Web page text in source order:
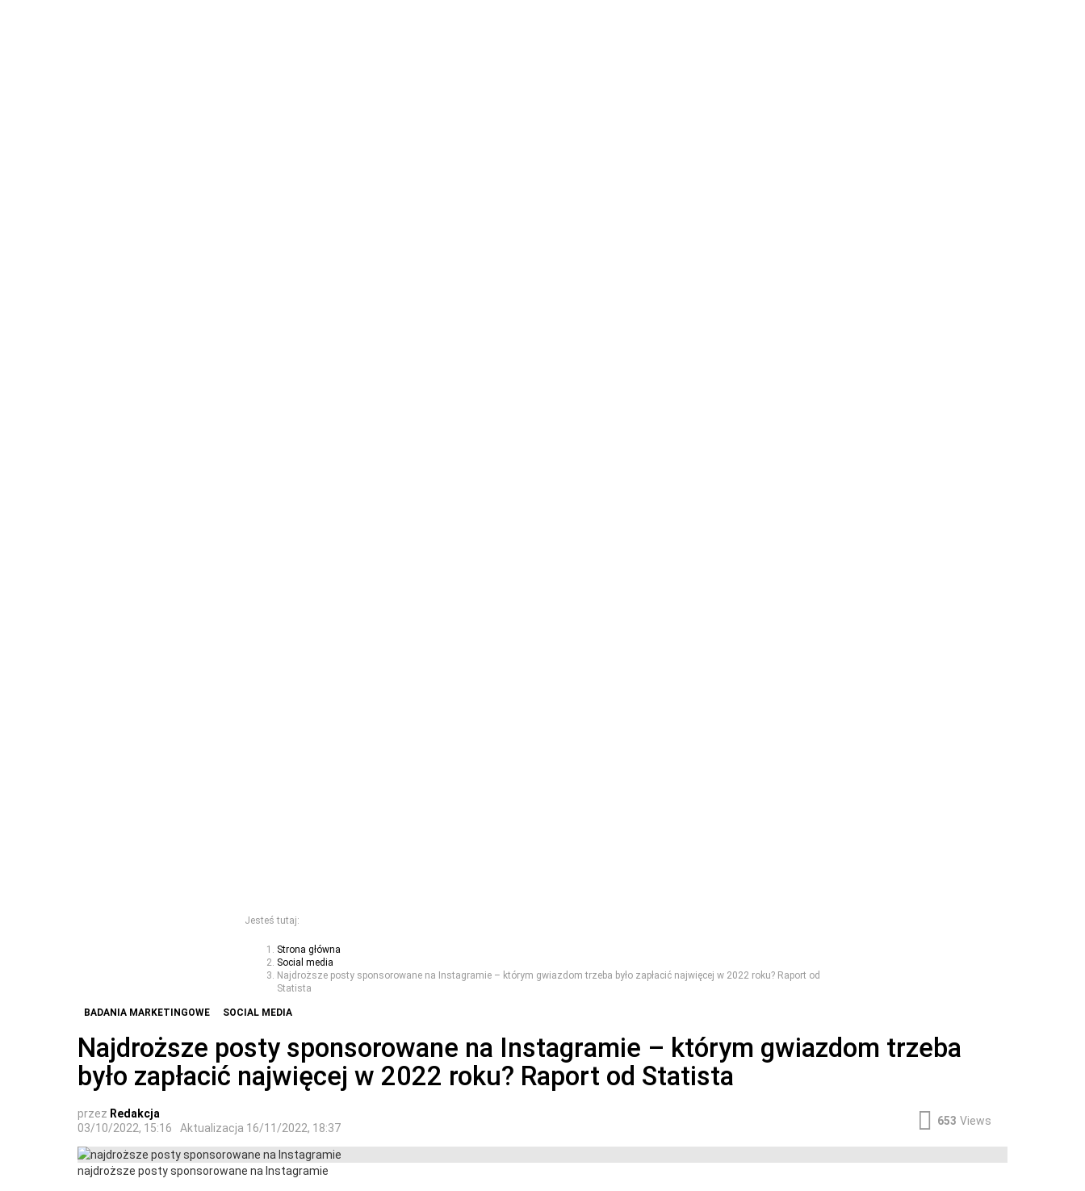
Jesteś tutaj:
Strona główna
Social media
Najdroższe posty sponsorowane na Instagramie – którym gwiazdom trzeba było zapłacić najwięcej w 2022 roku? Raport od
Statista
BADANIA MARKETINGOWE SOCIAL MEDIA
Najdroższe posty sponsorowane na Instagramie – którym gwiazdom trzeba
było zapłacić najwięcej w 2022 roku? Raport od Statista
przez Redakcja
03/10/2022, 15:16
Aktualizacja 16/11/2022, 18:37
653 Views
najdroższe posty sponsorowane na Instagramie